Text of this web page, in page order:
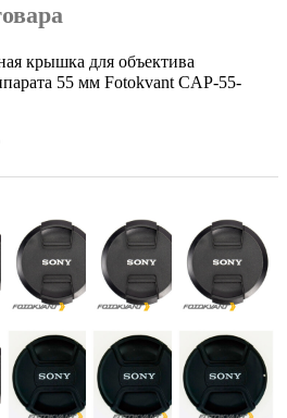
крышка для объектива
55 мм Fotokvant CAP-55-